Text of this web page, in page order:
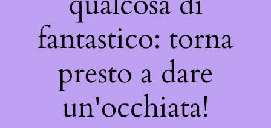
fantastico: torna
presto a dare
un'occhiata!